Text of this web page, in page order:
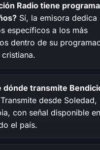
Radio tiene
Sí, la emisora dedica
específicos a los más
dentro de su
dónde transmite
Transmite desde Soledad,
con señal disponible
el país.